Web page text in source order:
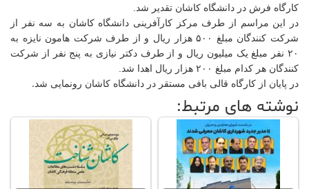
عکس
پادکست
مجله
فرهنگی
کارگاه فرش در دانشگاه کاشان تقدیر شد.
در این مراسم از طرف مرکز کارآفرینی دانشگاه کاشان به سه نفر از
شرکت کنندگان مبلغ ۵۰۰ هزار ریال و از طرف شرکت هامون نایزه به
۲۰ نفر مبلغ یک میلیون ریال و از طرف دکتر نیازی به پنج نفر از شرکت
کنندگان هر کدام مبلغ ۲۰۰ هزار ریال اهدا شد.
در پایان از کارگاه قالی بافی مستقر در دانشگاه کاشان رونمایی شد.
نوشته های مرتبط: